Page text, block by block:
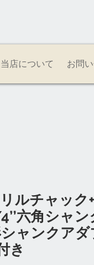
当店について お問
ルチャック
六角シャン
シャンクアダ
き